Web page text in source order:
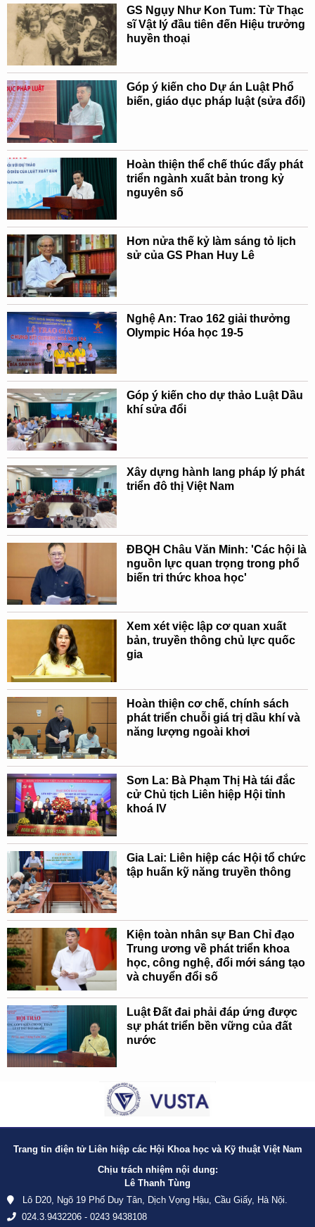
GS Ngụy Như Kon Tum: Từ Thạc
sĩ Vật lý đầu tiên đến Hiệu trưởng
huyền thoại
Góp ý kiến cho Dự án Luật Phổ
biến, giáo dục pháp luật (sửa đổi)
Hoàn thiện thể chế thúc đẩy phát
triển ngành xuất bản trong kỷ
nguyên số
Hơn nửa thế kỷ làm sáng tỏ lịch
sử của GS Phan Huy Lê
Nghệ An: Trao 162 giải thưởng
Olympic Hóa học 19-5
Góp ý kiến cho dự thảo Luật Dầu
khí sửa đổi
Xây dựng hành lang pháp lý phát
triển đô thị Việt Nam
ĐBQH Châu Văn Minh: 'Các hội là
nguồn lực quan trọng trong phổ
biến tri thức khoa học'
Xem xét việc lập cơ quan xuất
bản, truyền thông chủ lực quốc
gia
Hoàn thiện cơ chế, chính sách
phát triển chuỗi giá trị dầu khí và
năng lượng ngoài khơi
Sơn La: Bà Phạm Thị Hà tái đắc
cử Chủ tịch Liên hiệp Hội tỉnh
khoá IV
Gia Lai: Liên hiệp các Hội tổ chức
tập huấn kỹ năng truyền thông
Kiện toàn nhân sự Ban Chỉ đạo
Trung ương về phát triển khoa
học, công nghệ, đổi mới sáng tạo
và chuyển đổi số
Luật Đất đai phải đáp ứng được
sự phát triển bền vững của đất
nước
Trang tin điện tử Liên hiệp các Hội Khoa học và Kỹ thuật Việt Nam
Chịu trách nhiệm nội dung:
Lê Thanh Tùng
Lô D20, Ngõ 19 Phố Duy Tân, Dịch Vọng Hậu, Cầu Giấy, Hà Nội.
024.3.9432206 - 0243 9438108